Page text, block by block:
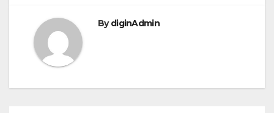
ビ
ゲ
ー
シ
BydiginAdmin